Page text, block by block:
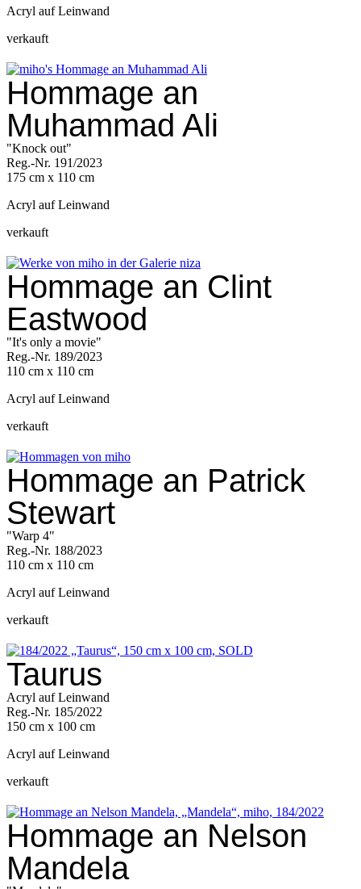
Acryl auf Leinwand
verkauft
Hommage an
Muhammad Ali
"Knock out"
Reg.-Nr. 191/2023
175 cm x 110 cm
Acryl auf Leinwand
verkauft
Hommage an Clint
Eastwood
"It's only a movie"
Reg.-Nr. 189/2023
110 cm x 110 cm
Acryl auf Leinwand
verkauft
Hommage an Patrick
Stewart
"Warp 4"
Reg.-Nr. 188/2023
110 cm x 110 cm
Acryl auf Leinwand
verkauft
Taurus
Acryl auf Leinwand
Reg.-Nr. 185/2022
150 cm x 100 cm
Acryl auf Leinwand
verkauft
Hommage an Nelson
Mandela